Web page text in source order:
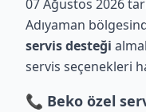
07 Ağustos 2026
Adıyaman
servis desteği
servis seçenekleri
📞 Beko özel